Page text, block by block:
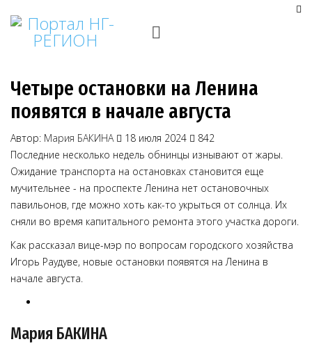
Четыре остановки на Ленина
появятся в начале августа
Автор: Мария БАКИНА 18 июля 2024
842
Последние несколько недель обнинцы изнывают от жары.
Ожидание транспорта на остановках становится еще
мучительнее - на проспекте Ленина нет остановочных
павильонов, где можно хоть как-то укрыться от солнца. Их
сняли во время капитального ремонта этого участка дороги.
Как рассказал вице-мэр по вопросам городского хозяйства
Игорь Раудуве, новые остановки появятся на Ленина в
начале августа.
Мария БАКИНА